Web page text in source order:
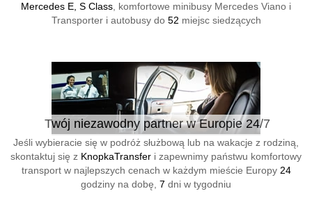
Mercedes E, S Class , komfortowe minibusy Mercedes Viano i
Transporter i autobusy do 52 miejsc siedzących
Twój niezawodny partner w Europie 24/7
Jeśli wybieracie się w podróż służbową lub na wakacje z rodziną,
skontaktuj się z KnopkaTransfer i zapewnimy państwu komfortowy
transport w najlepszych cenach w każdym mieście Europy 24
godziny na dobę, 7 dni w tygodniu